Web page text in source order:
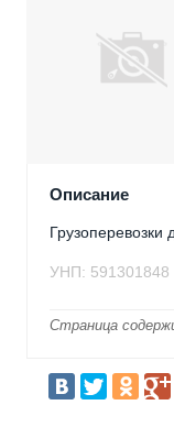
Описание
Грузоперевозки
УНП: 591301848
Страница